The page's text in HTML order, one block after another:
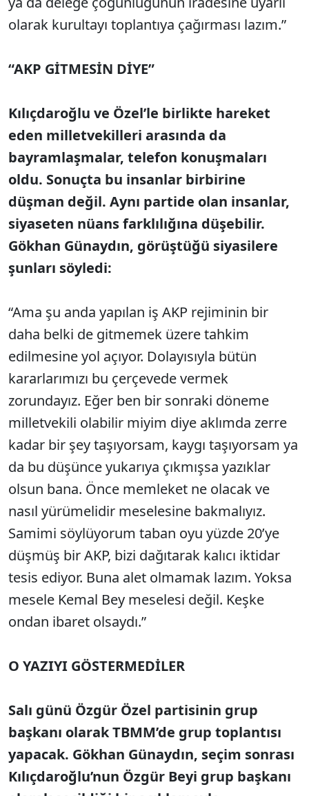
olarak kurultayı toplantıya çağırması lazım.”
“AKP GİTMESİN DİYE”
Kılıçdaroğlu ve Özel’le birlikte hareket
eden milletvekilleri arasında da
bayramlaşmalar, telefon konuşmaları
oldu. Sonuçta bu insanlar birbirine
düşman değil. Aynı partide olan insanlar,
siyaseten nüans farklılığına düşebilir.
Gökhan Günaydın, görüştüğü siyasilere
şunları söyledi:
“Ama şu anda yapılan iş AKP rejiminin bir
daha belki de gitmemek üzere tahkim
edilmesine yol açıyor. Dolayısıyla bütün
kararlarımızı bu çerçevede vermek
zorundayız. Eğer ben bir sonraki döneme
milletvekili olabilir miyim diye aklımda zerre
kadar bir şey taşıyorsam, kaygı taşıyorsam ya
da bu düşünce yukarıya çıkmışsa yazıklar
olsun bana. Önce memleket ne olacak ve
nasıl yürümelidir meselesine bakmalıyız.
Samimi söylüyorum taban oyu yüzde 20’ye
düşmüş bir AKP, bizi dağıtarak kalıcı iktidar
tesis ediyor. Buna alet olmamak lazım. Yoksa
mesele Kemal Bey meselesi değil. Keşke
ondan ibaret olsaydı.”
O YAZIYI GÖSTERMEDİLER
Salı günü Özgür Özel partisinin grup
başkanı olarak TBMM’de grup toplantısı
yapacak. Gökhan Günaydın, seçim sonrası
Kılıçdaroğlu’nun Özgür Beyi grup başkanı